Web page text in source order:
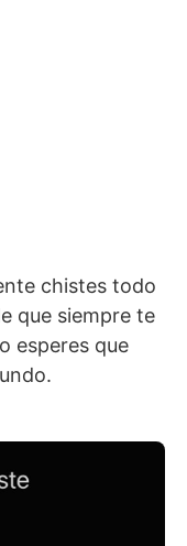
chistes todo
que siempre te
esperes que